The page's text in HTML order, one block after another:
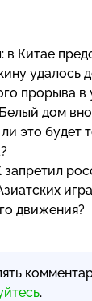
в Китае
удалось
прорыва в
дом
это будет
движения?
.